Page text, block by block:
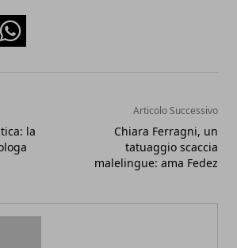
Whatsapp
la
Articolo Successivo
Chiara Ferragni, un
tatuaggio scaccia
malelingue: ama Fedez